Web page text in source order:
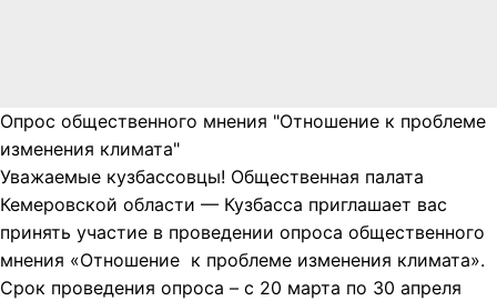
Опрос общественного мнения "Отношение к проблеме
изменения климата"
Уважаемые кузбассовцы! Общественная палата
Кемеровской области — Кузбасса приглашает вас
принять участие в проведении опроса общественного
мнения «Отношение к проблеме изменения климата».
Срок проведения опроса – с 20 марта по 30 апреля